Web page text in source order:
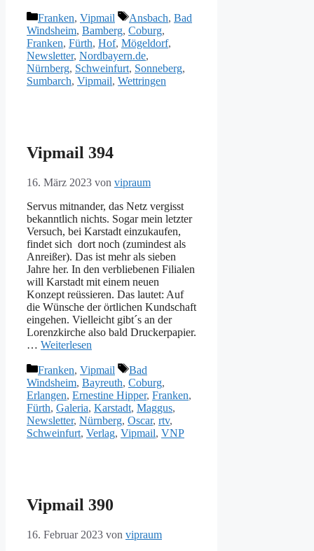
Kategorien
Franken, Vipmail Schlagwörter
Ansbach, Bad
Windsheim, Bamberg, Coburg,
Franken, Fürth, Hof, Mögeldorf,
Newsletter, Nordbayern.de,
Nürnberg, Schweinfurt, Sonneberg,
Sumbarch, Vipmail, Wettringen
Vipmail 394
16. März 2023 von vipraum
Servus mitnander, das Netz vergisst
bekanntlich nichts. Sogar mein letzter
Versuch, bei Karstadt einzukaufen,
findet sich dort noch (zumindest als
Anreißer). Das ist mehr als sieben
Jahre her. In den verbliebenen Filialen
will Karstadt mit einem neuen
Konzept reüssieren. Das lautet: Auf
die Wünsche der örtlichen Kundschaft
eingehen. Vielleicht gibt´s an der
Lorenzkirche also bald Druckerpapier.
… Weiterlesen
Kategorien
Franken, Vipmail Schlagwörter
Bad
Windsheim, Bayreuth, Coburg,
Erlangen, Ernestine Hipper, Franken,
Fürth, Galeria, Karstadt, Maggus,
Newsletter, Nürnberg, Oscar, rtv,
Schweinfurt, Verlag, Vipmail, VNP
Vipmail 390
16. Februar 2023 von vipraum